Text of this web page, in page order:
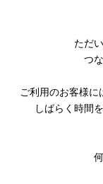
ただ
つ
ご利用のお客様に
しばらく時間